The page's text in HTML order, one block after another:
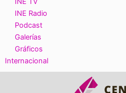
INE Radio
Podcast
Galerías
Gráficos
Internacional